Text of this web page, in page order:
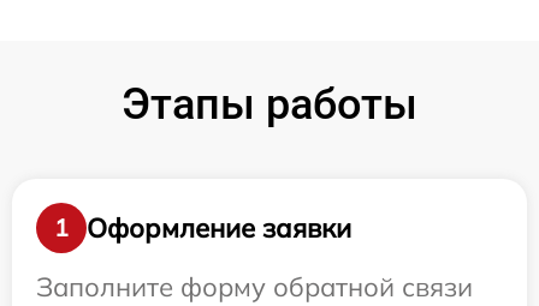
Этапы работы
1
Оформление заявки
Заполните форму обратной связи